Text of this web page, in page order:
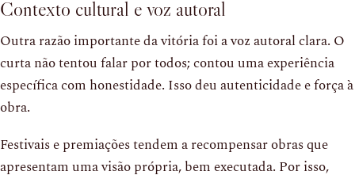
Contexto cultural e voz autoral
Outra razão importante da vitória foi a voz autoral clara. O
curta não tentou falar por todos; contou uma experiência
específica com honestidade. Isso deu autenticidade e força à
obra.
Festivais e premiações tendem a recompensar obras que
apresentam uma visão própria, bem executada. Por isso,